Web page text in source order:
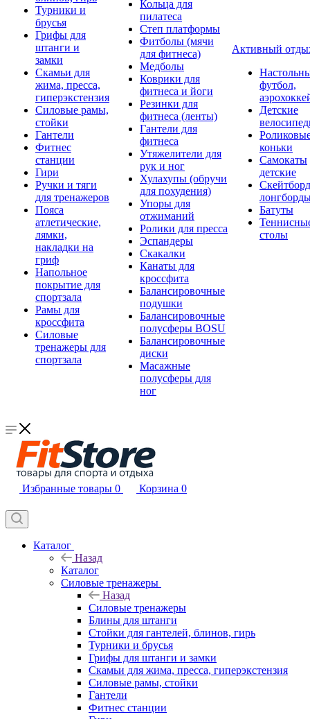
Турники и
брусья
Грифы для
штанги и
замки
Скамьи для
жима, пресса,
гиперэкстензия
Силовые рамы,
стойки
Гантели
Фитнес
станции
Гири
Ручки и тяги
для тренажеров
Пояса
атлетические,
лямки,
накладки на
гриф
Напольное
покрытие для
спортзала
Рамы для
кроссфита
Силовые
тренажеры для
спортзала
Кольца для
пилатеса
Степ платформы
Фитболы (мячи
для фитнеса)
Медболы
Коврики для
фитнеса и йоги
Резинки для
фитнеса (ленты)
Гантели для
фитнеса
Утяжелители для
рук и ног
Хулахупы (обручи
для похудения)
Упоры для
отжиманий
Ролики для пресса
Эспандеры
Скакалки
Канаты для
кроссфита
Балансировочные
подушки
Балансировочные
полусферы BOSU
Балансировочные
диски
Масажные
полусферы для
ног
Активный
футбол,
Детские
коньки
Самокаты
детские
Батуты
столы
Избранные товары 0 Корзина 0
Каталог
Назад
Каталог
Силовые тренажеры
Назад
Силовые тренажеры
Блины для штанги
Стойки для гантелей, блинов, гирь
Турники и брусья
Грифы для штанги и замки
Скамьи для жима, пресса, гиперэкстензия
Силовые рамы, стойки
Гантели
Фитнес станции